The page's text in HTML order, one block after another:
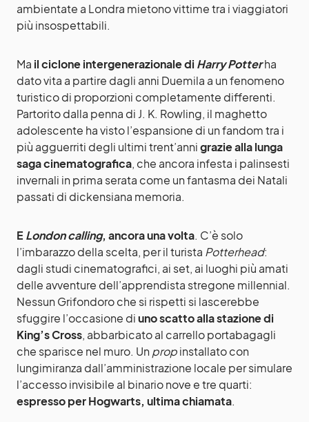
ambientate a Londra mietono vittime tra i viaggiatori
più insospettabili.
Ma il ciclone intergenerazionale di Harry Potterha
dato vita a partire dagli anni Duemila a un fenomeno
turistico di proporzioni completamente differenti.
Partorito dalla penna di J. K. Rowling, il maghetto
adolescente ha visto l’espansione di un fandom tra i
più agguerriti degli ultimi trent’annigrazie alla lunga
saga cinematografica, che ancora infesta i palinsesti
invernali in prima serata come un fantasma dei Natali
passati di dickensiana memoria.
E London calling, ancora una volta. C’è solo
l’imbarazzo della scelta, per il turista Potterhead:
dagli studi cinematografici, ai set, ai luoghi più amati
delle avventure dell’apprendista stregone millennial.
Nessun Grifondoro che si rispetti si lascerebbe
sfuggire l’occasione diuno scatto alla stazione di
King’s Cross, abbarbicato al carrello portabagagli
che sparisce nel muro. Un propinstallato con
lungimiranza dall’amministrazione locale per simulare
l’accesso invisibile al binario nove e tre quarti:
espresso per Hogwarts, ultima chiamata.